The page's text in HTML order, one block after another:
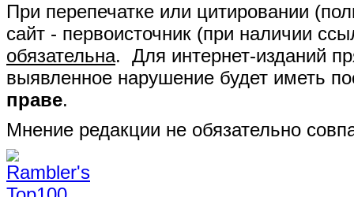
При перепечатке или цитировании
сайт - первоисточник (при наличии
обязательна. Для интернет-изданий
выявленное нарушение будет иметь
праве.
Мнение редакции не обязательно